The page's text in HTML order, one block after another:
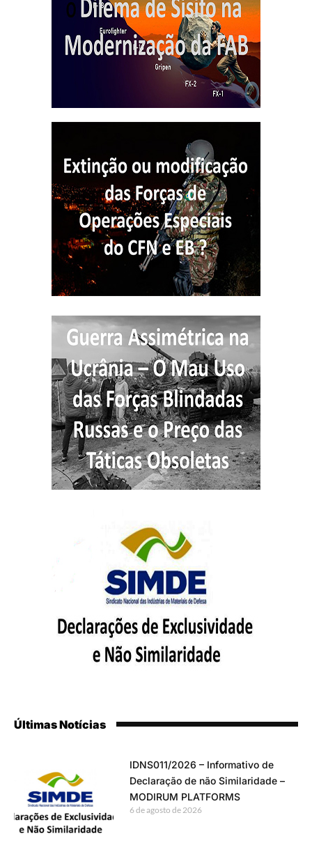
Últimas Notícias
IDNS011/2026 – Informativo de
Declaração de não Similaridade –
MODIRUM PLATFORMS
6 de agosto de 2026